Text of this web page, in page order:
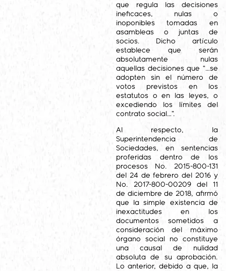
que regula las decisiones
ineficaces, nulas o
inoponibles tomadas en
asambleas o juntas de
socios. Dicho artículo
establece que serán
absolutamente nulas
aquellas decisiones que “…se
adopten sin el número de
votos previstos en los
estatutos o en las leyes, o
excediendo los límites del
contrato social…”.
Al respecto, la
Superintendencia de
Sociedades, en sentencias
proferidas dentro de los
procesos No. 2015-800-131
del 24 de febrero del 2016 y
No. 2017-800-00209 del 11
de diciembre de 2018, afirmó
que la simple existencia de
inexactitudes en los
documentos sometidos a
consideración del máximo
órgano social no constituye
una causal de nulidad
absoluta de su aprobación.
Lo anterior, debido a que, la